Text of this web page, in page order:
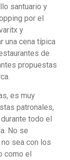
santuario y
por el
y
una cena típica
de
propuestas
es muy
patronales,
todo el
No se
sea con los
como el